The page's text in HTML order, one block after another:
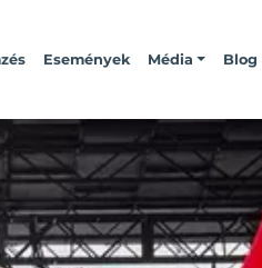
Események Média Blog